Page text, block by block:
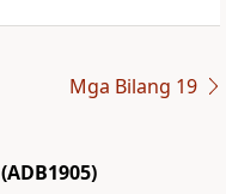
Mga Bilang 19
(ADB1905)